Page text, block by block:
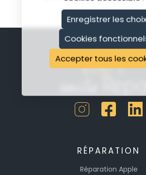
Enregistrer les
Cookies
Accepter tous les
RÉPARATION
Réparation Apple